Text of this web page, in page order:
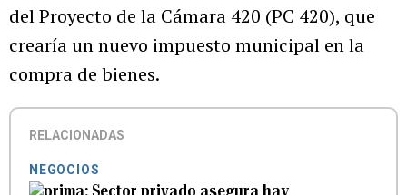
del Proyecto de la Cámara 420 (PC 420), que
crearía un nuevo impuesto municipal en la
compra de bienes.
RELACIONADAS
NEGOCIOS
Sector privado asegura hay